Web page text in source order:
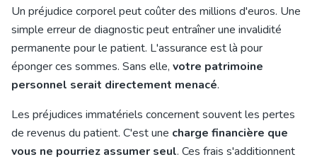
Un préjudice corporel peut coûter des millions d'euros. Une
simple erreur de diagnostic peut entraîner une invalidité
permanente pour le patient. L'assurance est là pour
éponger ces sommes. Sans elle, votre patrimoine
personnel serait directement menacé.
Les préjudices immatériels concernent souvent les pertes
de revenus du patient. C'est une charge financière que
vous ne pourriez assumer seul. Ces frais s'additionnent